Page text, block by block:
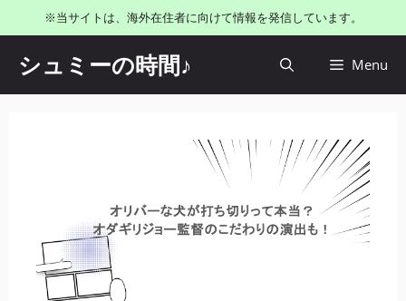
ン
ツ
※当サイトは、海外在住者に向けて情報を発信しています。
シュミーの時間♪ Menu